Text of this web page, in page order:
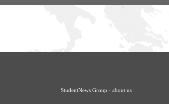
StudentNews Group - about us